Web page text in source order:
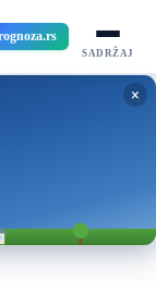
SADRŽAJ
×